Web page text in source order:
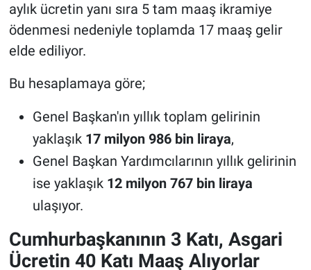
aylık ücretin yanı sıra 5 tam maaş ikramiye
ödenmesi nedeniyle toplamda 17 maaş gelir
elde ediliyor.
Bu hesaplamaya göre;
Genel Başkan'ın yıllık toplam gelirinin
yaklaşık 17 milyon 986 bin liraya,
Genel Başkan Yardımcılarının yıllık gelirinin
ise yaklaşık 12 milyon 767 bin liraya
ulaşıyor.
Cumhurbaşkanının 3 Katı, Asgari
Ücretin 40 Katı Maaş Alıyorlar